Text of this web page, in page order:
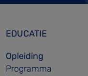
EDUCATIE
Opleiding
Programma